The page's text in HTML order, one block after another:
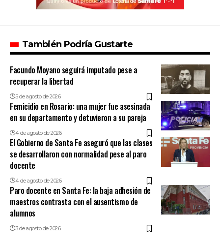
También Podría Gustarte
Facundo Moyano seguirá imputado pese a
recuperar la libertad
5 de agosto de 2026
Femicidio en Rosario: una mujer fue asesinada
en su departamento y detuvieron a su pareja
4 de agosto de 2026
El Gobierno de Santa Fe aseguró que las clases
se desarrollaron con normalidad pese al paro
docente
4 de agosto de 2026
Paro docente en Santa Fe: la baja adhesión de
maestros contrasta con el ausentismo de
alumnos
3 de agosto de 2026